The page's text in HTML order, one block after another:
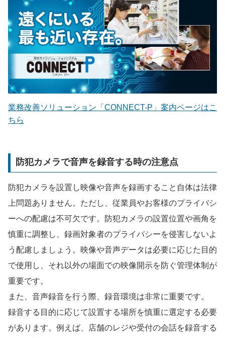
業務改善ソリューション「CONNECT-P」案内ページはこ
ちら
防犯カメラで音声を録音する時の注意点
防犯カメラを設置し映像や音声を録画すること自体は法律
上問題ありません。ただし、従業員やお客様のプライバシ
ーへの配慮は不可欠です。防犯カメラの設置位置や画角を
慎重に調整し、録画対象者のプライバシーを侵害しないよ
う配慮しましょう。映像や音声データは必要に応じた目的
で使用し、それ以外の場面での映像開示を防ぐ管理体制が
重要です。
また、音声録音を行う際、録音環境は非常に重要です。
録音する目的に応じて設置する場所を慎重に選定する必要
があります。例えば、店舗のレジや受付の会話を録音する